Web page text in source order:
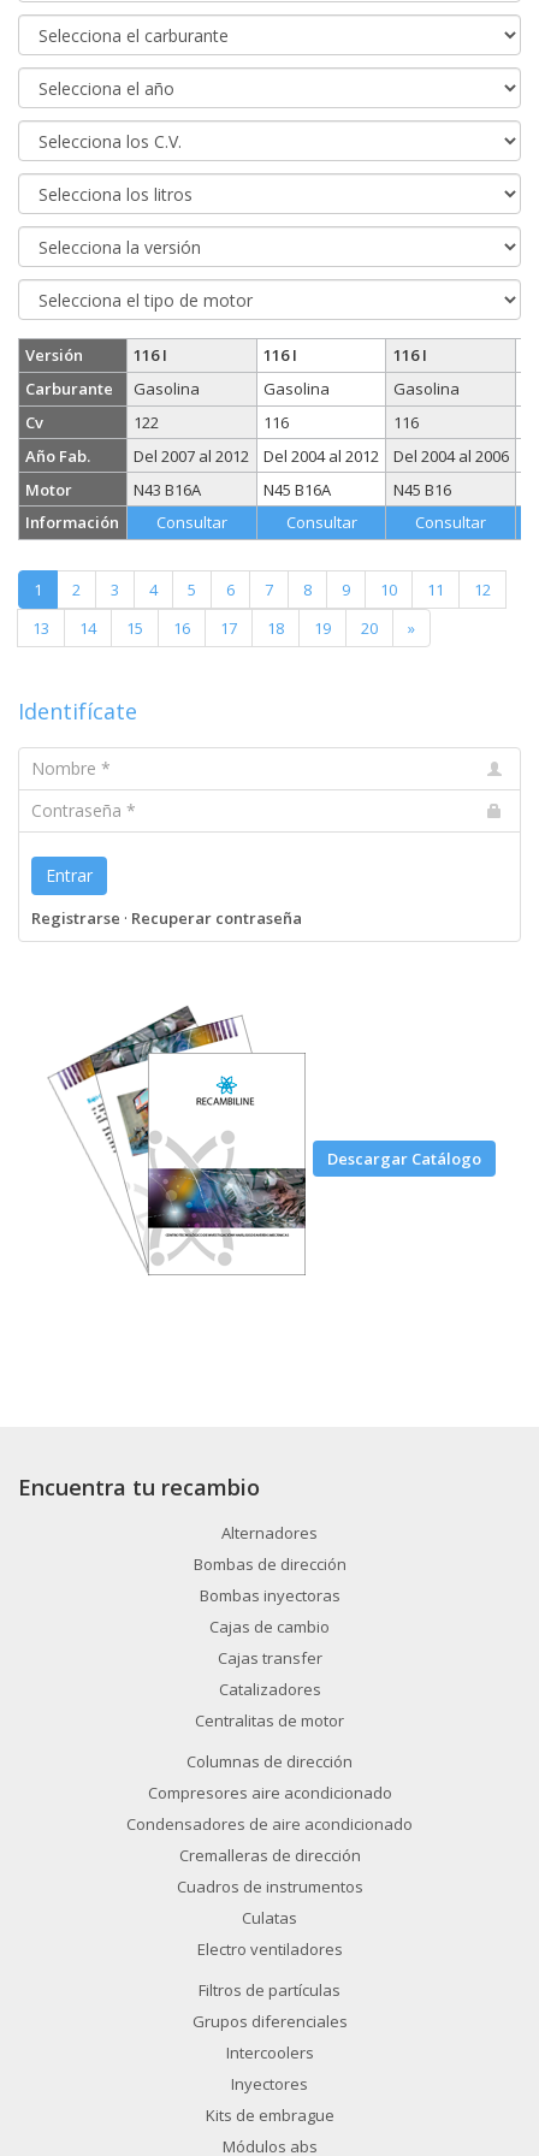
Versión
Carburante
Cv
Año Fab.
Motor
Información
116 I
Gasolina
122
Del 2007 al 2012
N43 B16A
Consultar
116 I
Gasolina
116
Del 2004 al 2012
N45 B16A
Consultar
116 I
Gasolina
116
Del 2004 al 2006
N45 B16
Consultar
1 2 3 4 5 6 7 8 9 10 11
12
13
14 15 16 17 18 19 20 »
Identifícate
Nombre
Contraseña
Entrar
Registrarse · Recuperar contraseña
Descargar Catálogo
Encuentra tu recambio
Alternadores
Bombas de dirección
Bombas inyectoras
Cajas de cambio
Cajas transfer
Catalizadores
Centralitas de motor
Columnas de dirección
Compresores aire acondicionado
Condensadores de aire acondicionado
Cremalleras de dirección
Cuadros de instrumentos
Culatas
Electro ventiladores
Filtros de partículas
Grupos diferenciales
Intercoolers
Inyectores
Kits de embrague
Módulos abs